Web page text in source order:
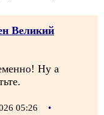
Великий
Ну а
05:26
•